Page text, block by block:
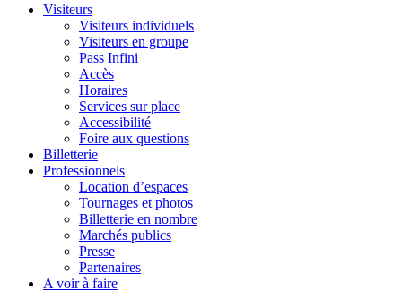
Visiteurs
Visiteurs individuels
Visiteurs en groupe
Pass Infini
Accès
Horaires
Services sur place
Accessibilité
Foire aux questions
Billetterie
Professionnels
Location d’espaces
Tournages et photos
Billetterie en nombre
Marchés publics
Presse
Partenaires
A voir à faire